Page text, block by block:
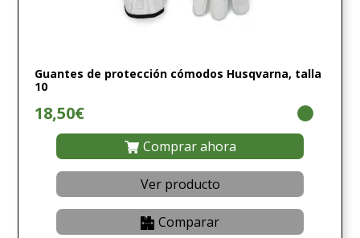
Guantes de protección cómodos Husqvarna, talla
10
18,50€
Comprar ahora
Ver producto
Comparar